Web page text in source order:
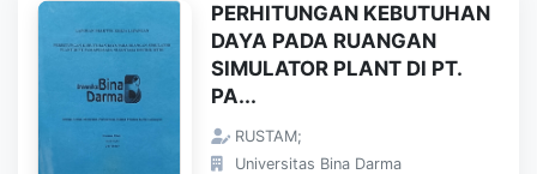
PERHITUNGAN KEBUTUHAN
DAYA PADA RUANGAN
SIMULATOR PLANT DI PT.
PA...
RUSTAM;
Universitas Bina Darma